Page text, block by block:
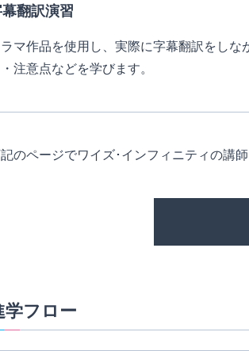
翻訳演習
マ作品を使用し、実際に字幕翻訳をし
注意点などを学びます。
のページでワイズ･インフィニティの講師
学フロー